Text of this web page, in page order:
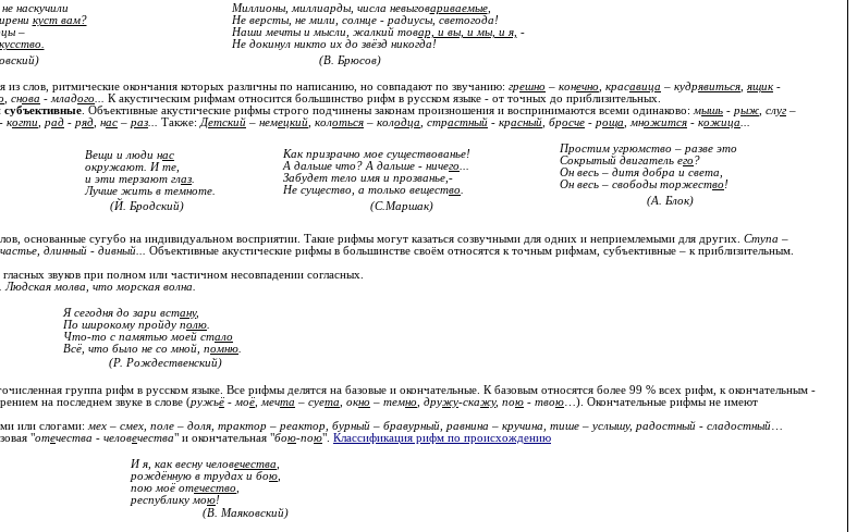
наскучили
куст вам?
–
Миллионы, миллиарды, числа невыговариваемые,
Не версты, не мили, солнце - радиусы, светогода!
Наши мечты и мысли, жалкий товар, и вы, и мы, и я, -
Не докинул никто их до звёзд никогда!
(В. Брюсов)
из слов, ритмические окончания которых различны по написанию, но совпадают по звучанию: грешно – конечно, красавица – кудрявиться,ящик -
, снова - младого... К акустическим рифмам относится большинство рифм в русском языке - от точных до приблизительных.
субъективные. Объективные акустические рифмы строго подчинены законам произношения и воспринимаются всеми одинаково:мышь - рыж, слуг –
- когти, рад - ряд, нас – раз... Также:Детский – немецкий, колоться – колодца, страстный - красный, бросче - роща, множится - кожица...
Вещи и люди нас
окружают. И те,
и эти терзают глаз.
Лучше жить в темноте.
(Й. Бродский)
Как призрачно мое существованье!
А дальше что? А дальше - ничего...
Забудет тело имя и прозванье,-
Не существо, а только вещество.
(С.Маршак)
Простим угрюмство – разве это
Сокрытый двигатель его?
Он весь – дитя добра и света,
Он весь – свободы торжество!
(А. Блок)
основанные сугубо на индивидуальном восприятии. Такие рифмы могут казаться созвучными для одних и неприемлемыми для других. Ступа –
длинный - дивный... Объективные акустические рифмы в большинстве своём относятся к точным рифмам, субъективные – к приблизительным.
гласных звуков при полном или частичном несовпадении согласных.
Людская молва, что морская волна.
Я сегодня до зари встану,
По широкому пройду полю
Что-то с памятью моей стало
Всё, что было не со мной, помню
(Р. Рождественский)
группа рифм в русском языке. Все рифмы делятся на базовые и окончательные. К базовым относятся более 99 % всех рифм, к окончательным -
на последнем звуке в слове (ружьё - моё , мечта – суета , окно – темно , дружу-скажу, пою - твою …). Окончательные рифмы не имеют
или слогами: мех – смех, поле – доля, трактор – реактор, бурный – бравурный, равнина – кручина, тише – услышу, радостный - сладостный
"отечества - человечества" и окончательная "бою-пою". Классификация рифм по происхождению
И я, как весну человечества
рождённую в трудах и бою
пою моё отечество
республику мою!
(В. Маяковский)